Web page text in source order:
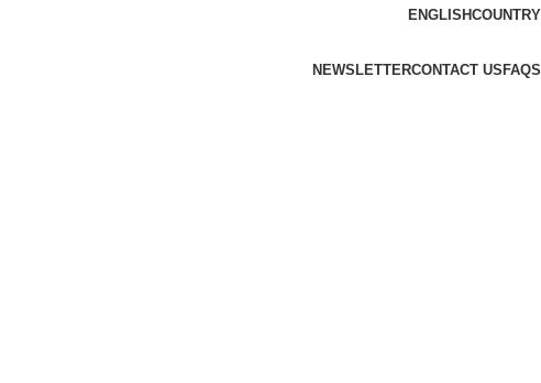
ENGLISHCOUNTRY
NEWSLETTERCONTACT US FAQS